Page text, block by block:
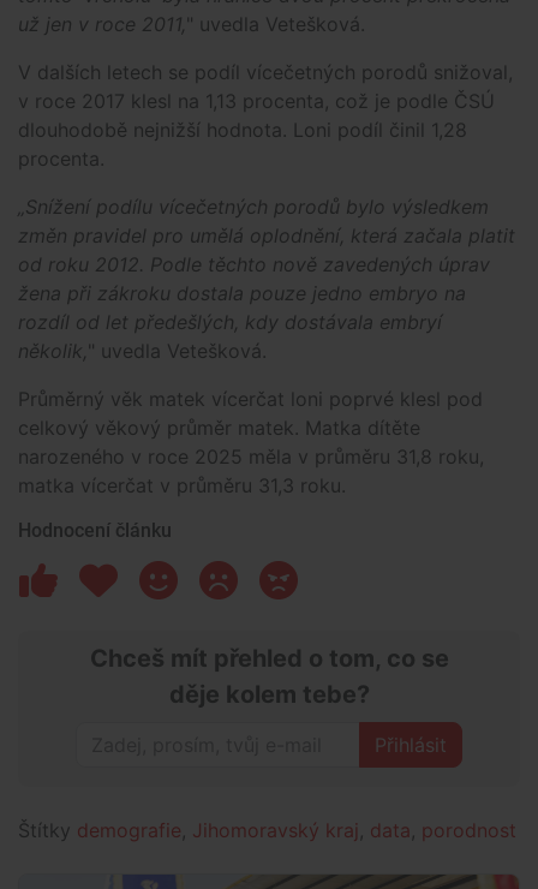
už jen v roce 2011, " uvedla Vetešková.
V dalších letech se podíl vícečetných porodů snižoval,
v roce 2017 klesl na 1,13 procenta, což je podle ČSÚ
dlouhodobě nejnižší hodnota. Loni podíl činil 1,28
procenta.
„Snížení podílu vícečetných porodů bylo výsledkem
změn pravidel pro umělá oplodnění, která začala platit
od roku 2012. Podle těchto nově zavedených úprav
žena při zákroku dostala pouze jedno embryo na
rozdíl od let předešlých, kdy dostávala embryí
několik, " uvedla Vetešková.
Průměrný věk matek vícerčat loni poprvé klesl pod
celkový věkový průměr matek. Matka dítěte
narozeného v roce 2025 měla v průměru 31,8 roku,
matka vícerčat v průměru 31,3 roku.
Hodnocení článku
Chceš mít přehled o tom, co se
děje kolem tebe?
Přihlásit
Štítky demografie Jihomoravský kraj data porodnost